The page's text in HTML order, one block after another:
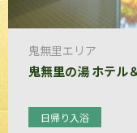
鬼無里エリア
鬼無里の湯 ホテル
日帰り入浴